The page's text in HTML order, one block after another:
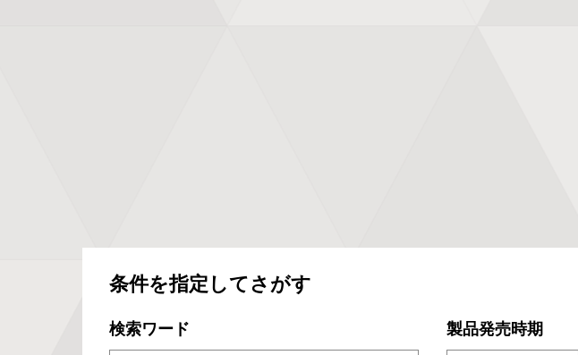
条件を指定してさがす
検索ワード 製品発売時期